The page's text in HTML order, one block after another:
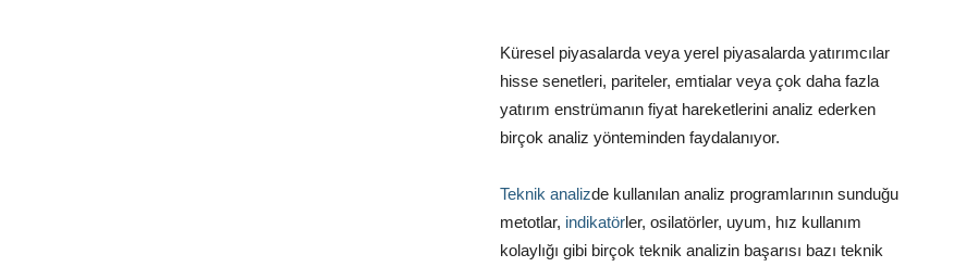
Küresel piyasalarda veya yerel piyasalarda yatırımcılar
hisse senetleri, pariteler, emtialar veya çok daha fazla
yatırım enstrümanın fiyat hareketlerini analiz ederken
birçok analiz yönteminden faydalanıyor.
Teknik analizde kullanılan analiz programlarının sunduğu
metotlar, indikatörler, osilatörler, uyum, hız kullanım
kolaylığı gibi birçok teknik analizin başarısı bazı teknik